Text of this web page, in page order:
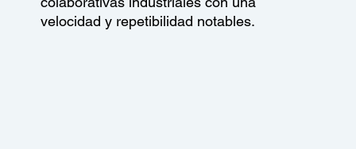
velocidad y repetibilidad notables.